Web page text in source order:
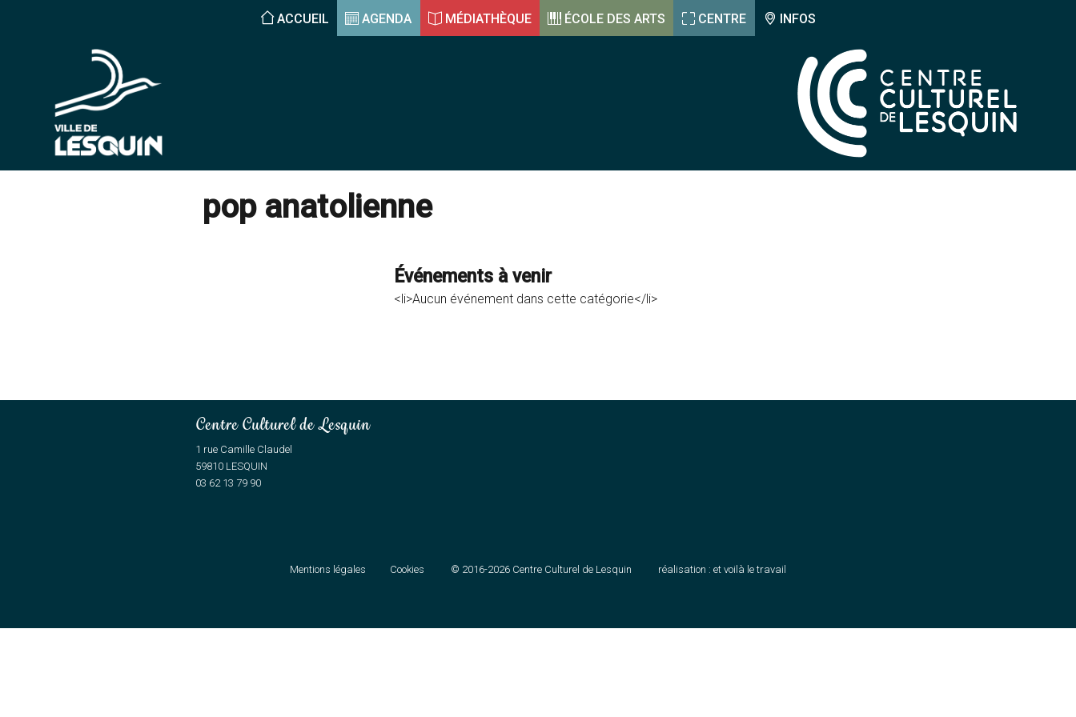
ACCUEIL AGENDA MÉDIATHÈQUE ÉCOLE DES ARTS CENTRE INFOS
pop anatolienne
Événements à venir
<li>Aucun événement dans cette catégorie</li>
Centre Culturel de Lesquin
1 rue Camille Claudel
59810 LESQUIN
03 62 13 79 90
Mentions légales Cookies © 2016-2026 Centre Culturel de Lesquin réalisation : et voilà le travail